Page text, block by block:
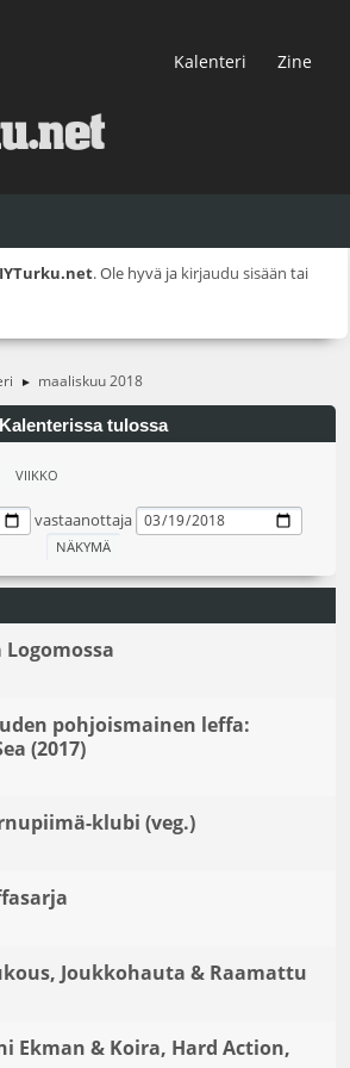
Kalenteri Zine
. Ole hyvä ja kirjaudu sisään tai
► maaliskuu 2018
Kalenterissa tulossa
VIIKKO
vastaanottaja
pohjoismainen leffa:
(2017)
klubi (veg.)
Joukkohauta & Raamattu
Ekman & Koira, Hard Action,